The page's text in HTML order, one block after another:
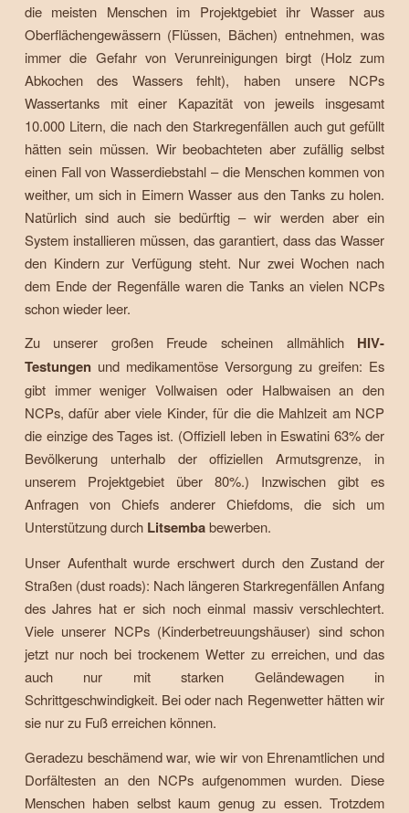
die meisten Menschen im Projektgebiet ihr Wasser aus
Oberflächengewässern (Flüssen, Bächen) entnehmen, was
immer die Gefahr von Verunreinigungen birgt (Holz zum
Abkochen des Wassers fehlt), haben unsere NCPs
Wassertanks mit einer Kapazität von jeweils insgesamt
10.000 Litern, die nach den Starkregenfällen auch gut gefüllt
hätten sein müssen. Wir beobachteten aber zufällig selbst
einen Fall von Wasserdiebstahl – die Menschen kommen von
weither, um sich in Eimern Wasser aus den Tanks zu holen.
Natürlich sind auch sie bedürftig – wir werden aber ein
System installieren müssen, das garantiert, dass das Wasser
den Kindern zur Verfügung steht. Nur zwei Wochen nach
dem Ende der Regenfälle waren die Tanks an vielen NCPs
schon wieder leer.
Zu unserer großen Freude scheinen allmählich HIV-
Testungenund medikamentöse Versorgung zu greifen: Es
gibt immer weniger Vollwaisen oder Halbwaisen an den
NCPs, dafür aber viele Kinder, für die die Mahlzeit am NCP
die einzige des Tages ist. (Offiziell leben in Eswatini 63% der
Bevölkerung unterhalb der offiziellen Armutsgrenze, in
unserem Projektgebiet über 80%.) Inzwischen gibt es
Anfragen von Chiefs anderer Chiefdoms, die sich um
Unterstützung durch Litsembabewerben.
Unser Aufenthalt wurde erschwert durch den Zustand der
Straßen (dust roads): Nach längeren Starkregenfällen Anfang
des Jahres hat er sich noch einmal massiv verschlechtert.
Viele unserer NCPs (Kinderbetreuungshäuser) sind schon
jetzt nur noch bei trockenem Wetter zu erreichen, und das
auch nur mit starken Geländewagen in
Schrittgeschwindigkeit. Bei oder nach Regenwetter hätten wir
sie nur zu Fuß erreichen können.
Geradezu beschämend war, wie wir von Ehrenamtlichen und
Dorfältesten an den NCPs aufgenommen wurden. Diese
Menschen haben selbst kaum genug zu essen. Trotzdem